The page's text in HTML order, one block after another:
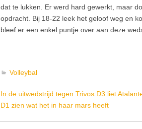
dat te lukken. Er werd hard gewerkt, maar
opdracht. Bij 18-22 leek het geloof weg en
bleef er een enkel puntje over aan deze
Volleybal
In de uitwedstrijd tegen Trivos D3 liet
D1 zien wat het in haar mars heeft